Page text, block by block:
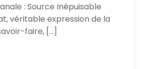
: Source Inépuisable
véritable expression de la
faire, […]